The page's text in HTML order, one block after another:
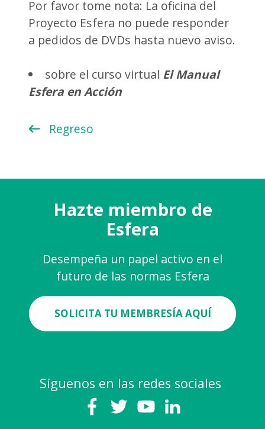
Por favor tome nota: La oficina del
Proyecto Esfera no puede responder
a pedidos de DVDs hasta nuevo aviso.
sobre el curso virtual El Manual
Esfera en Acción
Regreso
Hazte miembro de
Esfera
Desempeña un papel activo en el
futuro de las normas Esfera
SOLICITA TU MEMBRESÍA AQUÍ
Síguenos en las redes sociales